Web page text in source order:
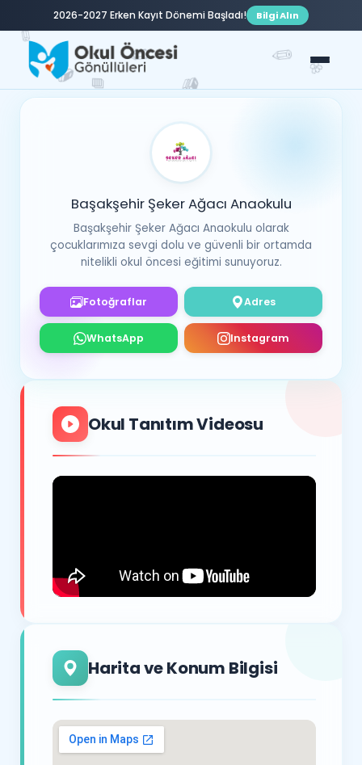
2026-2027 Erken Kayıt Dönemi Başladı! Bilgi Alın
✏️
📚 📘
✏️
📚
🍬
✏️ 🌸
✏️
Başakşehir Şeker Ağacı Anaokulu
Başakşehir Şeker Ağacı Anaokulu olarak
çocuklarımıza sevgi dolu ve güvenli bir ortamda
nitelikli okul öncesi eğitimi sunuyoruz.
Fotoğraflar Adres
WhatsApp Instagram
Okul Tanıtım Videosu
Harita ve Konum Bilgisi